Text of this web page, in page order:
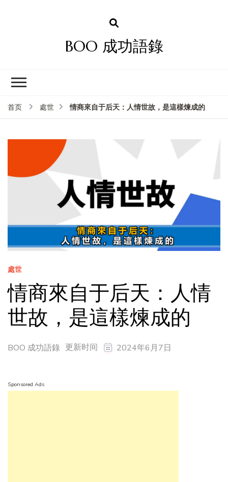
BOO 成功語錄
首页 處世 情商來自于后天：人情世故，是這樣煉成的
處世
情商來自于后天：人情
世故，是這樣煉成的
BOO 成功語錄 更新时间 2024年6月7日
Sponsored Ads